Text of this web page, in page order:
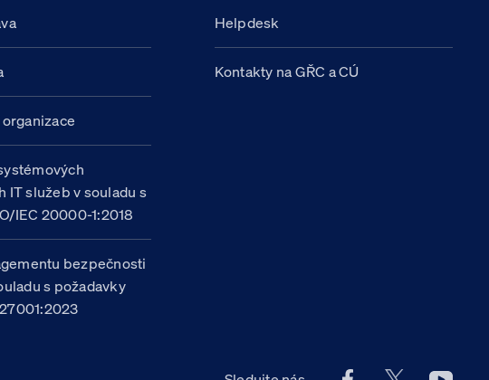
IT služeb v souladu s
IEC 20000-1:2018
bezpečnosti
s požadavky
Helpdesk
Kontakty na GŘC a CÚ